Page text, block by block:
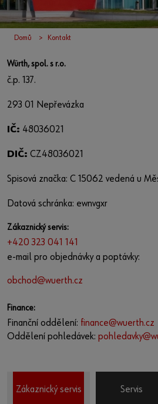
Domů Kontakt
Würth, spol. s r.o.
č.p. 137.
293 01 Nepřevázka
IČ: 48036021
DIČ: CZ48036021
Spisová značka: C 15062 vedená u
Datová schránka: ewnvgxr
Zákaznický servis:
+420 323 041 141
e-mail pro objednávky a poptávky:
obchod@wuerth.cz
Finance:
Finanční oddělení: finance@wuerth.cz
Oddělení pohledávek:
Zákaznický servis Servis